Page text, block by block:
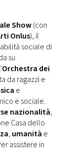
Show(con
Onlus), il
sociale di
su
Orchestra dei
da ragazzi e
e
e sociale.
nazionalità,
Casa dello
, umanità e
assistere in